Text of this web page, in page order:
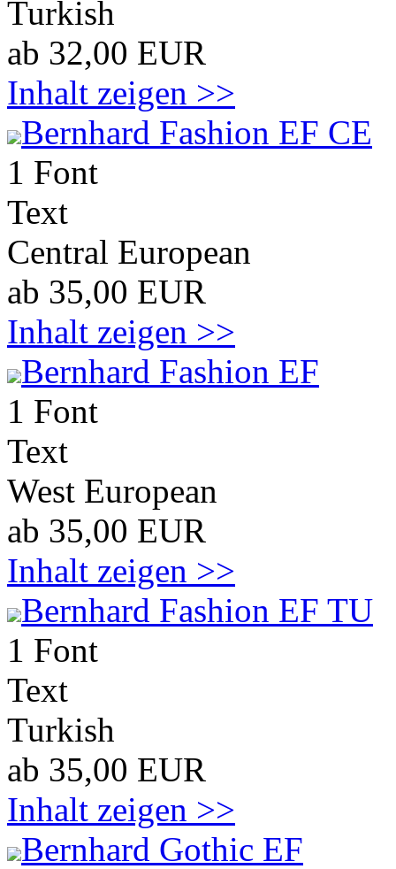
Turkish
ab 32,00 EUR
Inhalt zeigen >>
Bernhard Fashion EF CE
1 Font
Text
Central European
ab 35,00 EUR
Inhalt zeigen >>
Bernhard Fashion EF
1 Font
Text
West European
ab 35,00 EUR
Inhalt zeigen >>
Bernhard Fashion EF TU
1 Font
Text
Turkish
ab 35,00 EUR
Inhalt zeigen >>
Bernhard Gothic EF